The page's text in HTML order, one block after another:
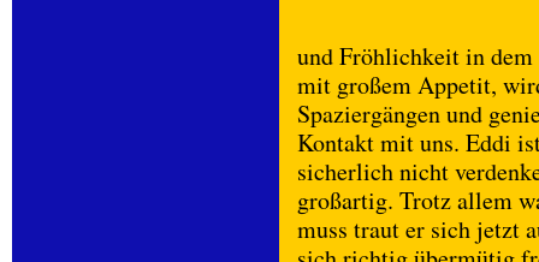
und Fröhlichkeit in
mit großem Appetit,
Spaziergängen und
Kontakt mit uns. Eddi
sicherlich nicht
großartig. Trotz allem
muss traut er sich jetzt